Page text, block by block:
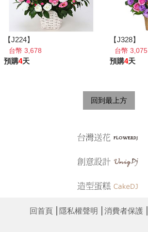
【J224】
台幣 3,678
預購4天
【J328】
台幣 3,075
預購4天
回到最上方
回首頁│ 隱私權聲明 消費者保護│